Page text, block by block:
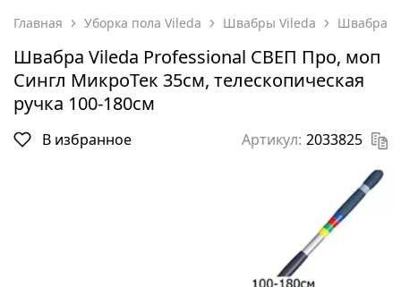
Главная Уборка пола Vileda Швабры Vileda Швабра
Швабра Vileda Professional СВЕП Про, моп
Сингл МикроТек 35см, телескопическая
ручка 100-180см
В избранное Артикул: 2033825